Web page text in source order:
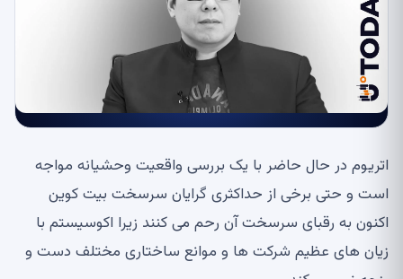
اتریوم در حال حاضر با یک بررسی واقعیت وحشیانه مواجه
است و حتی برخی از حداکثری گرایان سرسخت بیت کوین
اکنون به رقبای سرسخت آن رحم می کنند زیرا اکوسیستم با
زیان های عظیم شرکت ها و موانع ساختاری مختلف دست و